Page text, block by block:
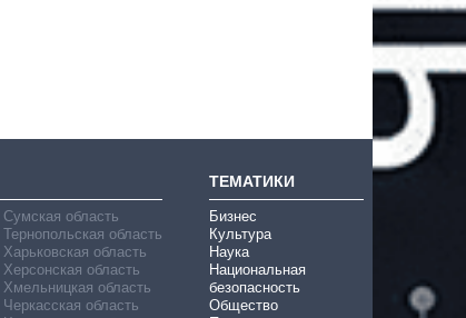
Сумская область
Тернопольская область
Харьковская область
Херсонская область
Хмельницкая область
Черкасская область
ТЕМАТИКИ
Бизнес
Культура
Наука
Национальная
безопасность
Общество